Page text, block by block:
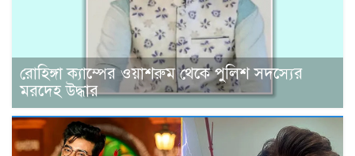
রোহিঙ্গা ক্যাম্পের ওয়াশরুম থেকে পুলিশ সদস্যের
মরদেহ উদ্ধার